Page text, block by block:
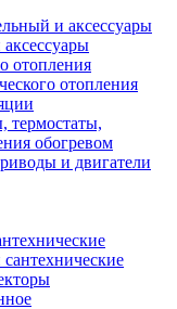
и аксессуары
отопления
отопления
термостаты,
обогревом
и двигатели